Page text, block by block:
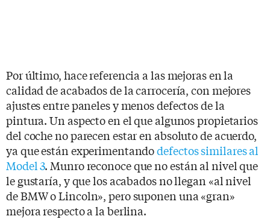
Por último, hace referencia a las mejoras en la
calidad de acabados de la carrocería, con mejores
ajustes entre paneles y menos defectos de la
pintura. Un aspecto en el que algunos propietarios
del coche no parecen estar en absoluto de acuerdo,
ya que están experimentandodefectos similares al
Model 3. Munro reconoce que no están al nivel que
le gustaría, y que los acabados no llegan «al nivel
de BMW o Lincoln», pero suponen una «gran»
mejora respecto a la berlina.